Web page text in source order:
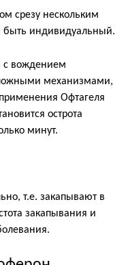
срезу нескольким
индивидуальный.
с вождением
механизмами,
Офтагеля
острота
минут.
т.е. закапывают в
закапывания и